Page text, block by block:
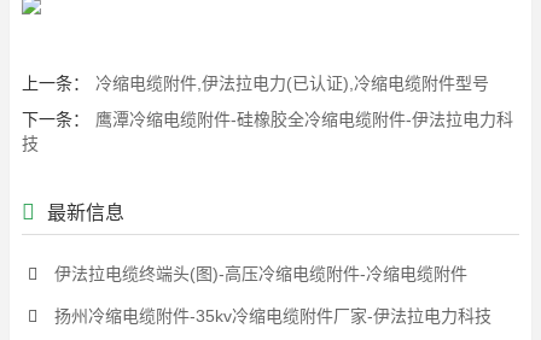
上一条：
冷缩电缆附件,伊法拉电力(已认证),冷缩电缆附件型号
下一条：
鹰潭冷缩电缆附件-硅橡胶全冷缩电缆附件-伊法拉电力科
技
最新信息
伊法拉电缆终端头(图)-高压冷缩电缆附件-冷缩电缆附件
扬州冷缩电缆附件-35kv冷缩电缆附件厂家-伊法拉电力科技